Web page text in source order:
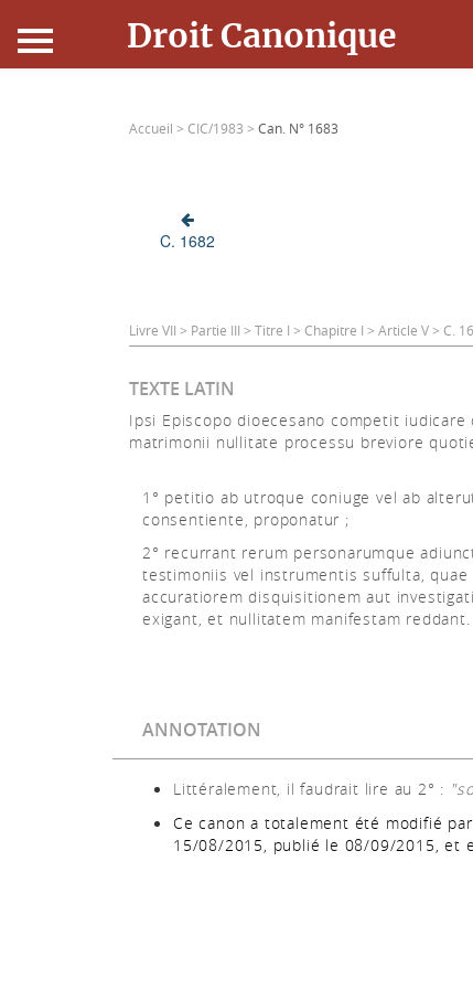
Droit Canonique
Connexion
Accueil > CIC/1983 > Can. N° 1683
C. 1682
Livre VII > Partie III > Titre I > Chapitre I > Article V > C.
TEXTE LATIN
Ipsi Episcopo dioecesano competit iudicare
matrimonii nullitate processu breviore
1° petitio ab utroque coniuge vel ab
consentiente, proponatur ;
2° recurrant rerum personarumque
testimoniis vel instrumentis suffulta, quae
accuratiorem disquisitionem aut
exigant, et nullitatem manifestam reddant.
ANNOTATION
Littéralement, il faudrait lire au 2° :
Ce canon a totalement été modifié
15/08/2015, publié le 08/09/2015, et